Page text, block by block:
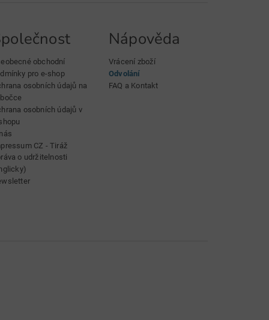
obchodní
pro e-shop
osobních údajů na
osobních údajů v
CZ - Tiráž
o udržitelnosti
Nápověda
Vrácení zboží
Odvolání
FAQ a Kontakt